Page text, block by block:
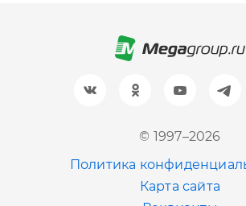
© 1997–2026
Политика
Карта сайта
+7 (961) 999-93-93
+7 (383) 207-80-51